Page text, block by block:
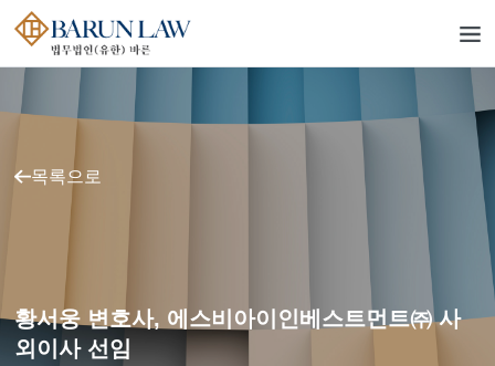
목록으로
황서웅 변호사, 에스비아이인베스트먼트㈜ 사
외이사 선임